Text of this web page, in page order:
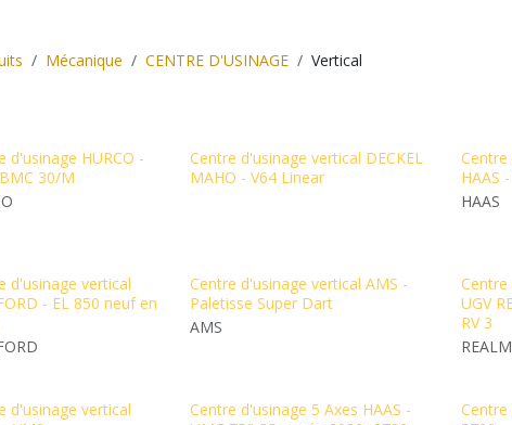
Mécanique CENTRE D'USINAGE Vertical
d'usinage HURCO -
30/M
Centre d'usinage vertical DECKEL
MAHO - V64 Linear
Centre
HAAS
HAAS
d'usinage vertical
- EL 850 neuf en
Centre d'usinage vertical AMS -
Paletisse Super Dart
AMS
Centre
UGV
RV 3
d'usinage vertical
Centre d'usinage 5 Axes HAAS -